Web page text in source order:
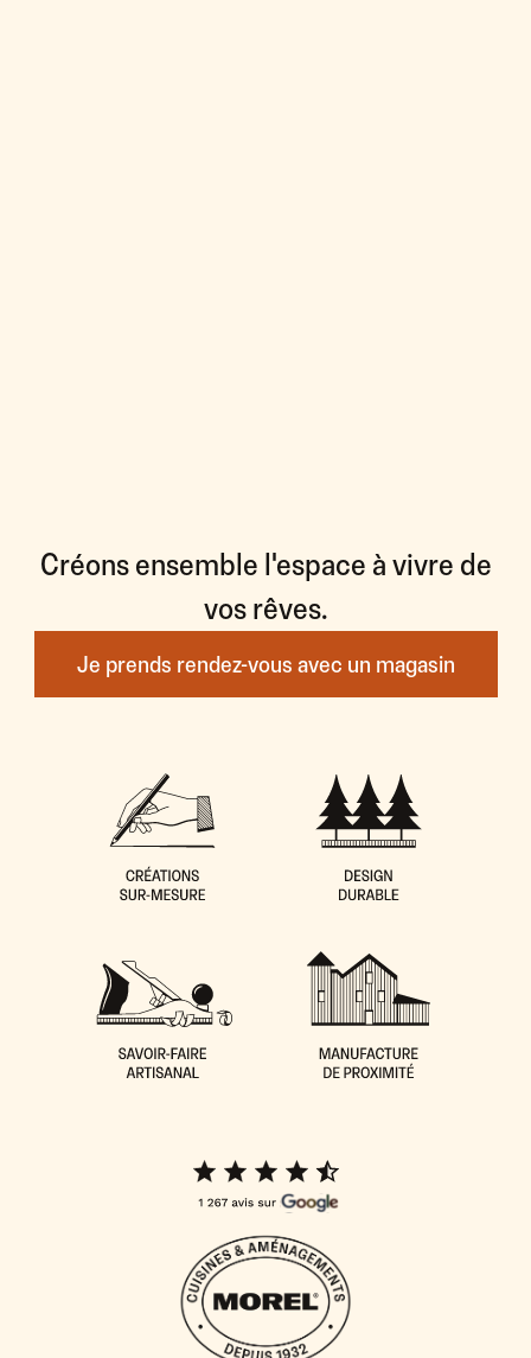
Créons ensemble l'espace à vivre de
vos rêves.
Je prends rendez-vous avec un magasin